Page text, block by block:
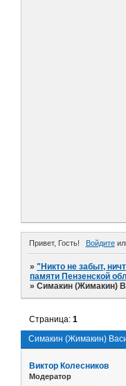
Привет, Гость! Войдите
»"Никто не забыт,
памяти Пензенской
»Симакин (Жимакин)
Симакин (Жимакин)
Страница:1
Виктор Колесников
Модератор